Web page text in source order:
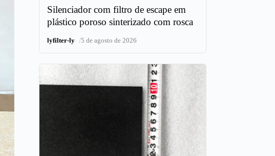
Silenciador com filtro de escape em
plástico poroso sinterizado com rosca
lyfilter-ly /5 de agosto de 2026